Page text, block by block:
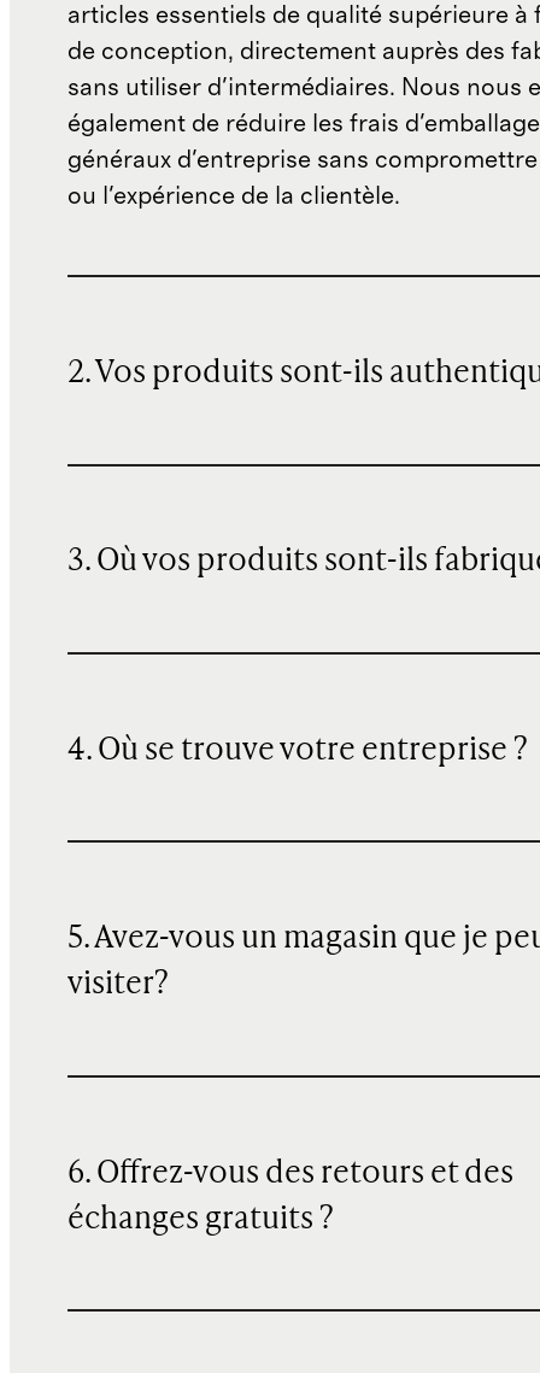
articles essentiels de qualité supérieure à
de conception, directement auprès des
sans utiliser d'intermédiaires. Nous nous
également de réduire les frais
généraux d'entreprise sans
ou l'expérience de la clientèle.
2. Vos produits sont-ils
3. Où vos produits sont-ils
4. Où se trouve votre entreprise ?
5. Avez-vous un magasin que je
visiter?
6. Offrez-vous des retours et des
échanges gratuits ?